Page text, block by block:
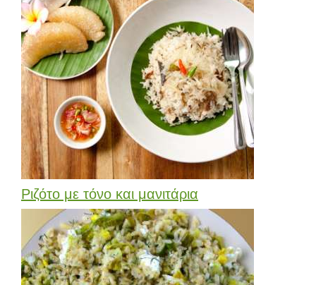
Ριζότο με τόνο και μανιτάρια